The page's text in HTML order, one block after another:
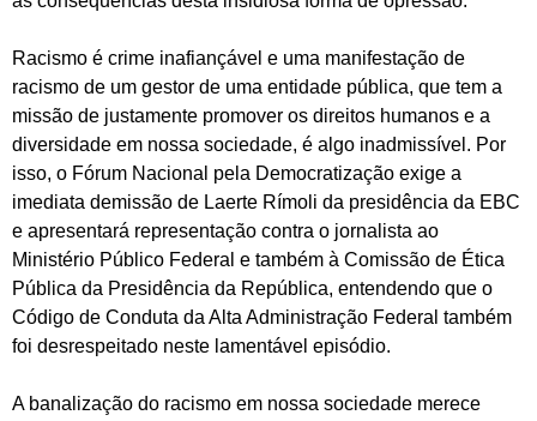
Racismo é crime inafiançável e uma manifestação de
racismo de um gestor de uma entidade pública, que tem a
missão de justamente promover os direitos humanos e a
diversidade em nossa sociedade, é algo inadmissível. Por
isso, o Fórum Nacional pela Democratização exige a
imediata demissão de Laerte Rímoli da presidência da EBC
e apresentará representação contra o jornalista ao
Ministério Público Federal e também à Comissão de Ética
Pública da Presidência da República, entendendo que o
Código de Conduta da Alta Administração Federal também
foi desrespeitado neste lamentável episódio.
A banalização do racismo em nossa sociedade merece